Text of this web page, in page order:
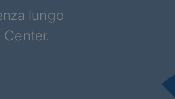
lungo